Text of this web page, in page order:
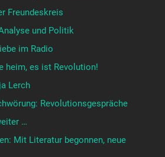
Freundeskreis
und Politik
im Radio
heim, es ist Revolution!
Lerch
Revolutionsgespräche
…
Mit Literatur begonnen, neue